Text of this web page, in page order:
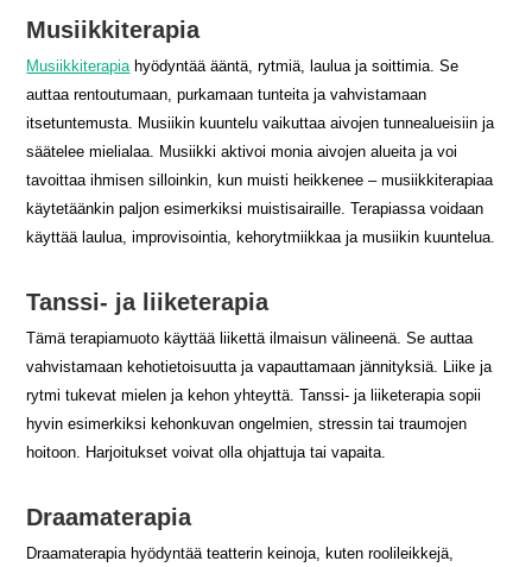
Musiikkiterapia
Musiikkiterapiahyödyntää ääntä, rytmiä, laulua ja soittimia. Se
auttaa rentoutumaan, purkamaan tunteita ja vahvistamaan
itsetuntemusta. Musiikin kuuntelu vaikuttaa aivojen tunnealueisiin ja
säätelee mielialaa. Musiikki aktivoi monia aivojen alueita ja voi
tavoittaa ihmisen silloinkin, kun muisti heikkenee – musiikkiterapiaa
käytetäänkin paljon esimerkiksi muistisairaille. Terapiassa voidaan
käyttää laulua, improvisointia, kehorytmiikkaa ja musiikin kuuntelua.
Tanssi- ja liiketerapia
Tämä terapiamuoto käyttää liikettä ilmaisun välineenä. Se auttaa
vahvistamaan kehotietoisuutta ja vapauttamaan jännityksiä. Liike ja
rytmi tukevat mielen ja kehon yhteyttä. Tanssi- ja liiketerapia sopii
hyvin esimerkiksi kehonkuvan ongelmien, stressin tai traumojen
hoitoon. Harjoitukset voivat olla ohjattuja tai vapaita.
Draamaterapia
Draamaterapia hyödyntää teatterin keinoja, kuten roolileikkejä,